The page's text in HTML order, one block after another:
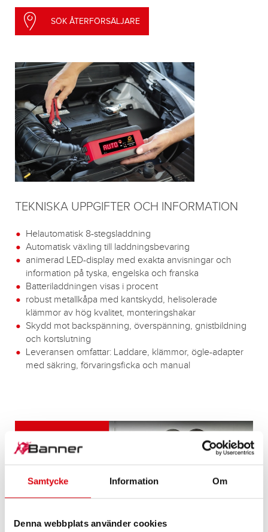
Samtycke Information Om
Denna webbplats använder cookies
SÖK ÅTERFÖRSÄLJARE
TEKNISKA UPPGIFTER OCH INFORMATION
Helautomatisk 8-stegsladdning
Automatisk växling till laddningsbevaring
animerad LED-display med exakta anvisningar och
information på tyska, engelska och franska
Batteriladdningen visas i procent
robust metallkåpa med kantskydd, helisolerade
klämmor av hög kvalitet, monteringshakar
Skydd mot backspänning, överspänning, gnistbildning
och kortslutning
Leveransen omfattar: Laddare, klämmor, ögle-adapter
med säkring, förvaringsficka och manual